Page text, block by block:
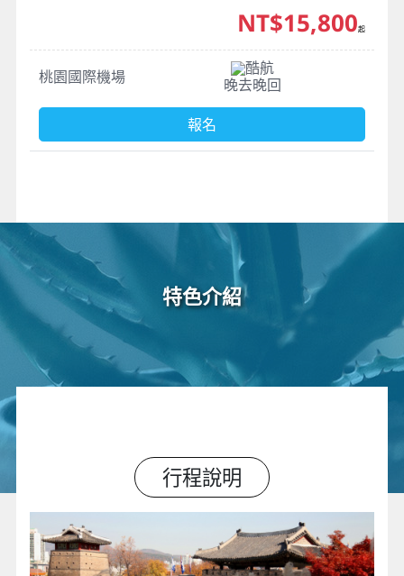
特色介紹
行程說明
桃園國際機場
酷航
晚去晚回
NT$15,800起
報名